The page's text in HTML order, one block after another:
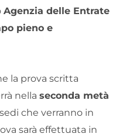
Agenzia delle Entrate
pieno e
la prova scritta
nella seconda metà
che verranno in
sarà effettuata in